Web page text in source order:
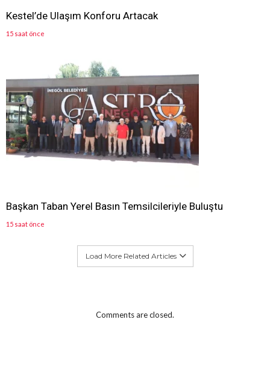
Kestel’de Ulaşım Konforu Artacak
15 saat önce
Başkan Taban Yerel Basın Temsilcileriyle Buluştu
15 saat önce
Load More Related Articles
Comments are closed.